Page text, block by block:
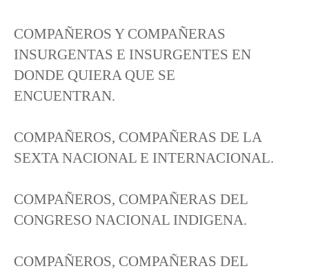
COMPAÑEROS Y COMPAÑERAS
INSURGENTAS E INSURGENTES EN
DONDE QUIERA QUE SE
ENCUENTRAN.
COMPAÑEROS, COMPAÑERAS DE LA
SEXTA NACIONAL E INTERNACIONAL.
COMPAÑEROS, COMPAÑERAS DEL
CONGRESO NACIONAL INDIGENA.
COMPAÑEROS, COMPAÑERAS DEL